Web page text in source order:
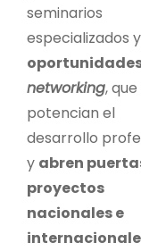
seminarios
especializados y
networking, que
potencian el
desarrollo
y abren
proyectos
nacionales e